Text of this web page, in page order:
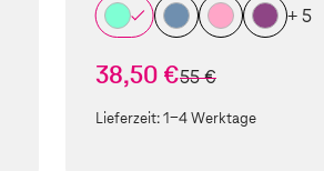
+ 5
38,50 €statt
55 €
Lieferzeit:1-4 Werktage